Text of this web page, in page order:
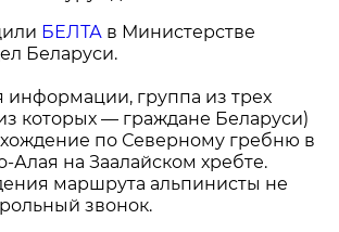
БЕЛТА в Министерстве
Беларуси.
группа из трех
которых — граждане Беларуси)
по Северному гребню в
на Заалайском хребте.
маршрута альпинисты не
звонок.